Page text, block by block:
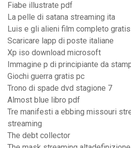
Fiabe illustrate pdf
La pelle di satana streaming ita
Luis e gli alieni film completo gratis
Scaricare lapp di poste italiane
Xp iso download microsoft
Immagine p di principiante da
Giochi guerra gratis pc
Trono di spade dvd stagione 7
Almost blue libro pdf
Tre manifesti a ebbing missouri
streaming
The debt collector